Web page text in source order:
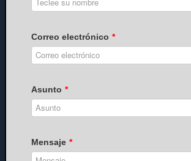
Correo electrónico *
Asunto *
Mensaje *